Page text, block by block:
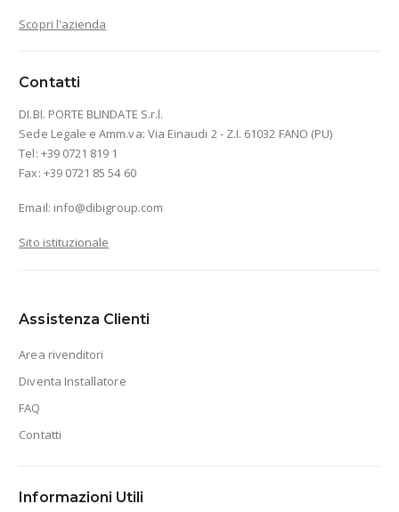
Scopri l'azienda
Contatti
DI.BI. PORTE BLINDATE S.r.l.
Sede Legale e Amm.va: Via Einaudi 2 - Z.I. 61032 FANO (PU)
Tel: +39 0721 819 1
Fax: +39 0721 85 54 60
Email: info@dibigroup.com
Sito istituzionale
Assistenza Clienti
Area rivenditori
Diventa Installatore
FAQ
Contatti
Informazioni Utili